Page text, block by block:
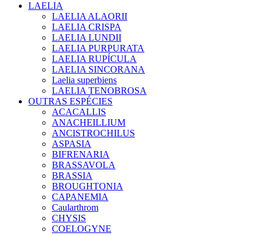
LAELIA
LAELIA ALAORII
LAELIA CRISPA
LAELIA LUNDII
LAELIA PURPURATA
LAELIA RUPÍCULA
LAELIA SINCORANA
Laelia superbiens
LAELIA TENOBROSA
OUTRAS ESPÉCIES
ACACALLIS
ANACHEILLIUM
ANCISTROCHILUS
ASPASIA
BIFRENARIA
BRASSAVOLA
BRASSIA
BROUGHTONIA
CAPANEMIA
Caularthrom
CHYSIS
COELOGYNE